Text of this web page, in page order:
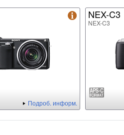
Подроб. информ.
NEX-C3
NEX-C3